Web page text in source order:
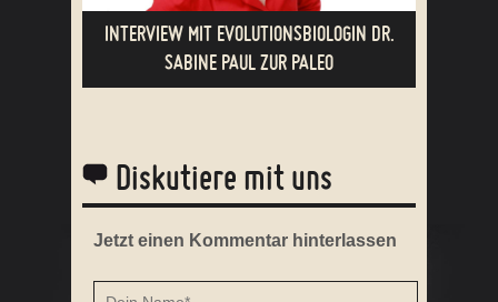
INTERVIEW MIT EVOLUTIONSBIOLOGIN DR.
SABINE PAUL ZUR PALEO
Diskutiere mit uns
Jetzt einen Kommentar hinterlassen